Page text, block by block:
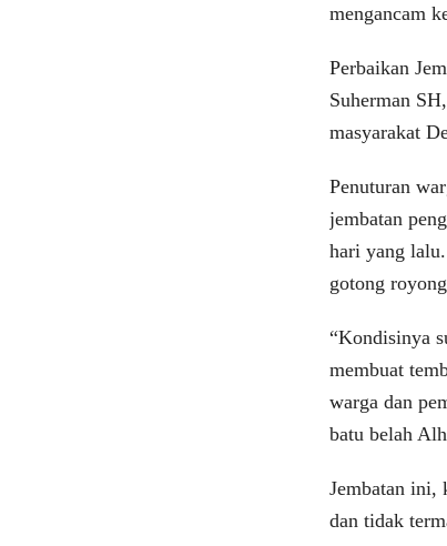
mengancam
Perbaikan
Suherman
masyarakat
Penuturan
jembatan
hari yang
gotong
“Kondisinya
membuat
warga dan
batu belah
Jembatan ini,
dan tidak